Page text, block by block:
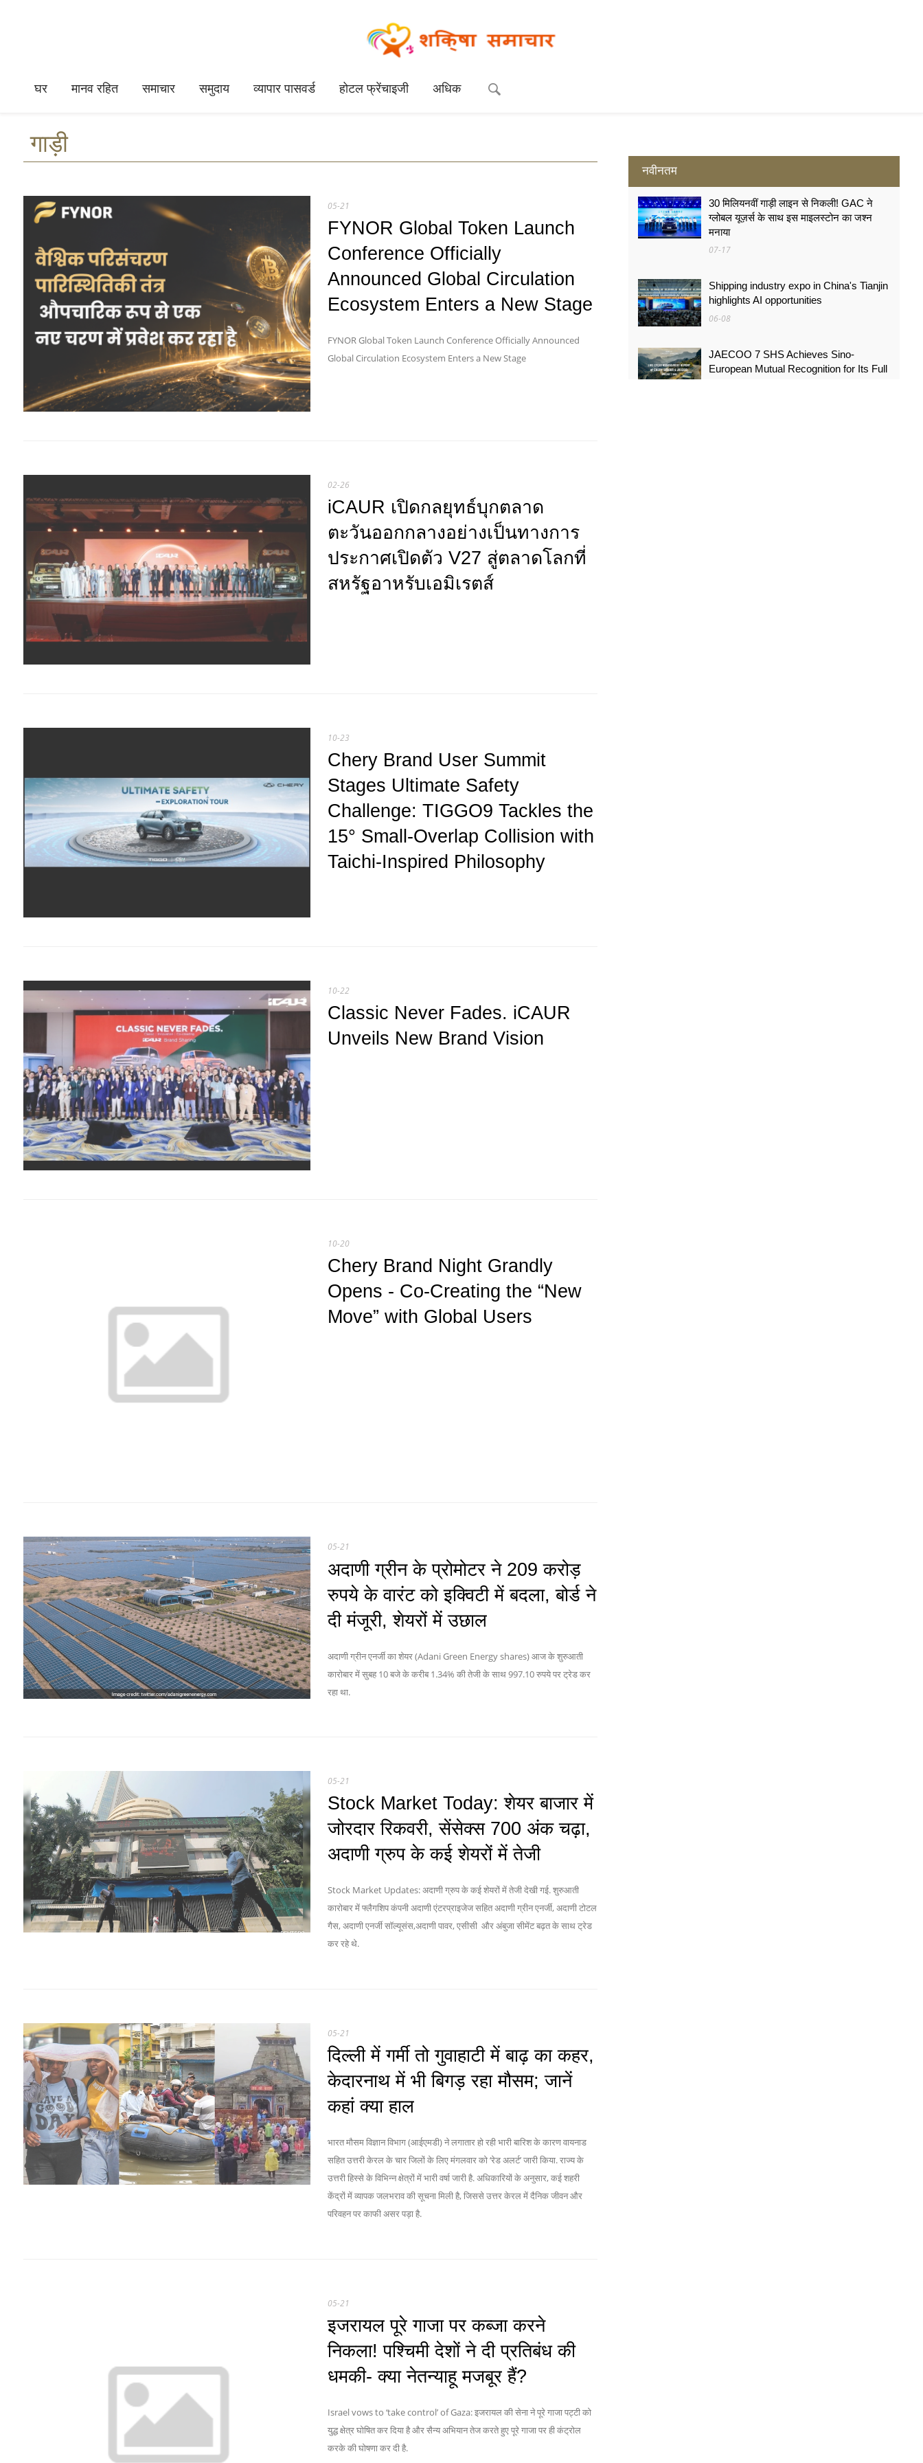
घर मानव रहित समाचार समुदाय व्यापार पासवर्ड होटल फ्रेंचाइजी अधिक
गाड़ी
05-21
FYNOR Global Token Launch
Conference Officially
Announced Global Circulation
Ecosystem Enters a New Stage
FYNOR Global Token Launch Conference Officially Announced
Global Circulation Ecosystem Enters a New Stage
02-26
iCAUR เปิดกลยุทธ์บุกตลาด
ตะวันออกกลางอย่างเป็นทางการ
ประกาศเปิดตัว V27 สู่ตลาดโลกที่
สหรัฐอาหรับเอมิเรตส์
10-23
Chery Brand User Summit
Stages Ultimate Safety
Challenge: TIGGO9 Tackles the
15° Small-Overlap Collision with
Taichi-Inspired Philosophy
10-22
Classic Never Fades. iCAUR
Unveils New Brand Vision
10-20
Chery Brand Night Grandly
Opens - Co-Creating the “New
Move” with Global Users
05-21
अदाणी ग्रीन के प्रोमोटर ने 209 करोड़
रुपये के वारंट को इक्विटी में बदला, बोर्ड ने
दी मंजूरी, शेयरों में उछाल
अदाणी ग्रीन एनर्जी का शेयर (Adani Green Energy shares) आज के शुरुआती
कारोबार में सुबह 10 बजे के करीब 1.34% की तेजी के साथ 997.10 रुपये पर ट्रेड कर
रहा था.
05-21
Stock Market Today: शेयर बाजार में
जोरदार रिकवरी, सेंसेक्स 700 अंक चढ़ा,
अदाणी ग्रुप के कई शेयरों में तेजी
Stock Market Updates: अदाणी ग्रुप के कई शेयरों में तेजी देखी गई. शुरुआती
कारोबार में फ्लैगशिप कंपनी अदाणी एंटरप्राइजेज सहित अदाणी ग्रीन एनर्जी, अदाणी टोटल
गैस, अदाणी एनर्जी सॉल्यूसंस,अदाणी पावर, एसीसी और अंबुजा सीमेंट बढ़त के साथ ट्रेड
कर रहे थे.
05-21
दिल्ली में गर्मी तो गुवाहाटी में बाढ़ का कहर,
केदारनाथ में भी बिगड़ रहा मौसम; जानें
कहां क्या हाल
भारत मौसम विज्ञान विभाग (आईएमडी) ने लगातार हो रही भारी बारिश के कारण वायनाड
सहित उत्तरी केरल के चार जिलों के लिए मंगलवार को ‘रेड अलर्ट’ जारी किया. राज्य के
उत्तरी हिस्से के विभिन्न क्षेत्रों में भारी वर्षा जारी है. अधिकारियों के अनुसार, कई शहरी
केंद्रों में व्यापक जलभराव की सूचना मिली है, जिससे उत्तर केरल में दैनिक जीवन और
परिवहन पर काफी असर पड़ा है.
05-21
इजरायल पूरे गाजा पर कब्जा करने
निकला! पश्चिमी देशों ने दी प्रतिबंध की
धमकी- क्या नेतन्याहू मजबूर हैं?
Israel vows to ‘take control’ of Gaza: इजरायल की सेना ने पूरे गाजा पट्टी को
युद्ध क्षेत्र घोषित कर दिया है और सैन्य अभियान तेज करते हुए पूरे गाजा पर ही कंट्रोल
करके की घोषणा कर दी है.
नवीनतम
30 मिलियनवीं गाड़ी लाइन से निकली! GAC ने
ग्लोबल यूज़र्स के साथ इस माइलस्टोन का जश्न
मनाया
07-17
Shipping industry expo in China's Tianjin
highlights AI opportunities
06-08
JAECOO 7 SHS Achieves Sino-
European Mutual Recognition for Its Full